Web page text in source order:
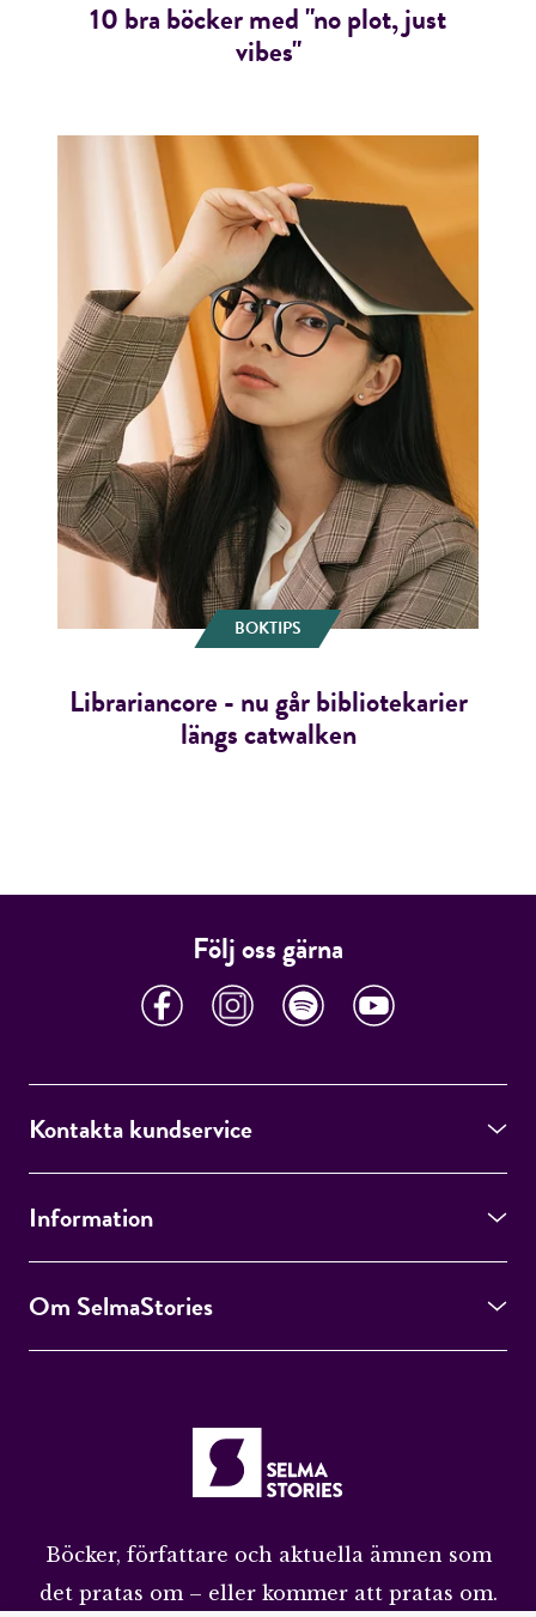
10 bra böcker med "no plot, just
vibes"
BOKTIPS
Librariancore - nu går bibliotekarier
längs catwalken
Följ oss gärna
Kontakta kundservice
Information
Om SelmaStories
Böcker, författare och aktuella ämnen som
det pratas om – eller kommer att pratas om.